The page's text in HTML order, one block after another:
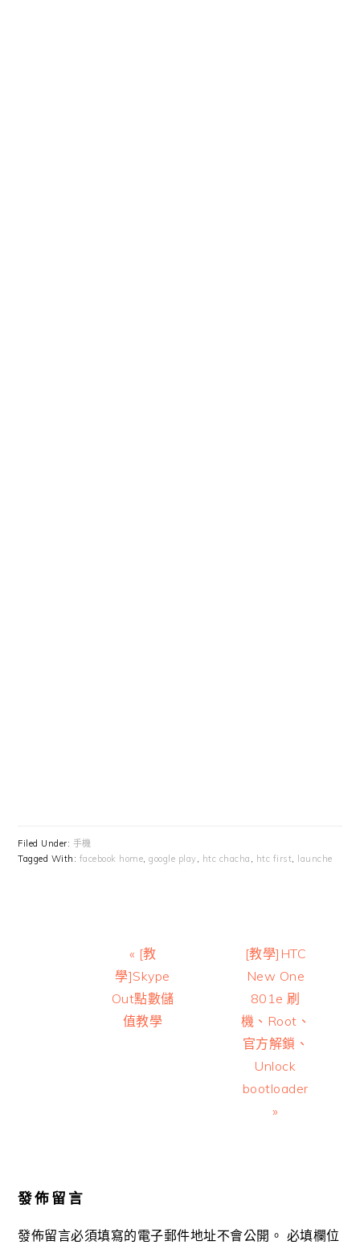
Filed Under: 手機
Tagged With: facebook home,google play, htc chacha , htc first, launche
Previous
Post:
« [教
學]Skype
Out點數儲
值教學
Next
Post:
[教學]HTC
New One
801e 刷
機、Root、
官方解鎖、
Unlock
bootloader
»
發佈留言
發佈留言必須填寫的電子郵件地址不會公開。 必填欄位